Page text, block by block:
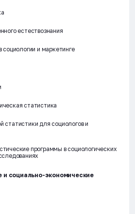
естествознания
социологии и маркетинге
статистика
статистики для социологов и
программы в социологических
и социально-экономические